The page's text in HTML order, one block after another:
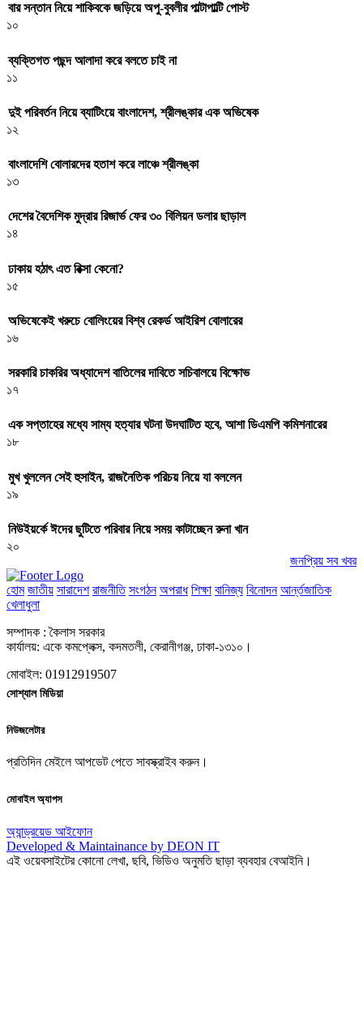
বার সন্তান নিয়ে শাকিবকে জড়িয়ে অপু-বুবলীর পাল্টাপাল্টি পোস্ট
১০
ব্যক্তিগত পছন্দ আলাদা করে বলতে চাই না
১১
দুই পরিবর্তন নিয়ে ব্যাটিংয়ে বাংলাদেশ, শ্রীলঙ্কার এক অভিষেক
১২
বাংলাদেশি বোলারদের হতাশ করে লাঞ্চে শ্রীলঙ্কা
১৩
দেশের বৈদেশিক মুদ্রার রিজার্ভ ফের ৩০ বিলিয়ন ডলার ছাড়াল
১৪
ঢাকায় হঠাৎ এত রিক্সা কেনো?
১৫
অভিষেকেই খরুচে বোলিংয়ের বিশ্ব রেকর্ড আইরিশ বোলারের
১৬
সরকারি চাকরির অধ্যাদেশ বাতিলের দাবিতে সচিবালয়ে বিক্ষোভ
১৭
এক সপ্তাহের মধ্যে সাম্য হত্যার ঘটনা উদঘাটিত হবে, আশা ডিএমপি কমিশনারের
১৮
মুখ খুললেন সেই হুসাইন, রাজনৈতিক পরিচয় নিয়ে যা বললেন
১৯
নিউইয়র্কে ঈদের ছুটিতে পরিবার নিয়ে সময় কাটাচ্ছেন রুনা খান
২০
জনপ্রিয় সব খবর
হোম জাতীয় সারাদেশ রাজনীতি সংগঠন অপরাধ শিক্ষা বানিজ্য বিনোদন আর্ন্তজাতিক
খেলাধুলা
সম্পাদক : কৈলাস সরকার
কার্যালয়: একে কমপ্লেক্স, কদমতলী, কেরানীগঞ্জ, ঢাকা-১৩১০।
মোবাইল: 01912919507
সোশ্যাল মিডিয়া
নিউজলেটার
প্রতিদিন মেইলে আপডেট পেতে সাবস্ক্রাইব করুন।
মোবাইল অ্যাপস
অ্যান্ড্রয়েড আইফোন
Developed & Maintainance by DEON IT
এই ওয়েবসাইটের কোনো লেখা, ছবি, ভিডিও অনুমতি ছাড়া ব্যবহার বেআইনি।